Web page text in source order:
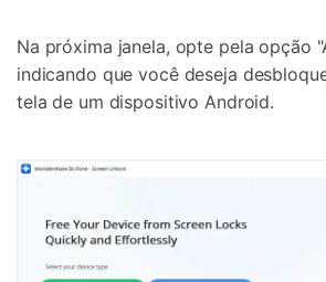
Na próxima janela, opte pela opção
indicando que você deseja
tela de um dispositivo Android.